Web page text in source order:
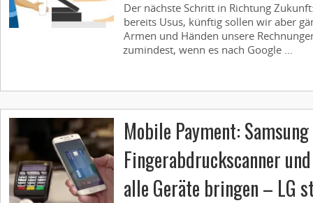
Der nächste Schritt in Richtung
bereits Usus, künftig sollen wir aber
Armen und Händen unsere
zumindest, wenn es nach Google ...
Mobile Payment:
Fingerabdruckscanner
alle Geräte bringen – LG